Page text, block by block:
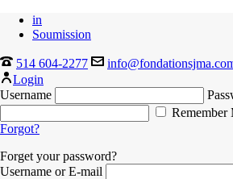
in
Soumission
514 604-2277
Login
Username
Remember
Forgot?
Forget your password?
Username or E-mail